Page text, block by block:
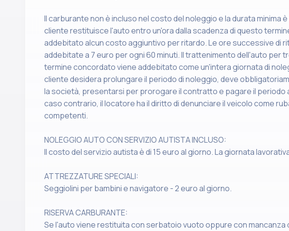
Il carburante non è incluso nel costo del noleggio e la durata minima è
cliente restituisce l'auto entro un'ora dalla scadenza di questo
addebitato alcun costo aggiuntivo per ritardo. Le ore successive di
addebitate a 7 euro per ogni 60 minuti. Il trattenimento dell'auto per
termine concordato viene addebitato come un'intera giornata di
cliente desidera prolungare il periodo di noleggio, deve
la società, presentarsi per prorogare il contratto e pagare il periodo
caso contrario, il locatore ha il diritto di denunciare il veicolo come
competenti.
NOLEGGIO AUTO CON SERVIZIO AUTISTA INCLUSO:
Il costo del servizio autista è di 15 euro al giorno. La giornata
ATTREZZATURE SPECIALI:
Seggiolini per bambini e navigatore - 2 euro al giorno.
RISERVA CARBURANTE:
Se l'auto viene restituita con serbatoio vuoto oppure con mancanza